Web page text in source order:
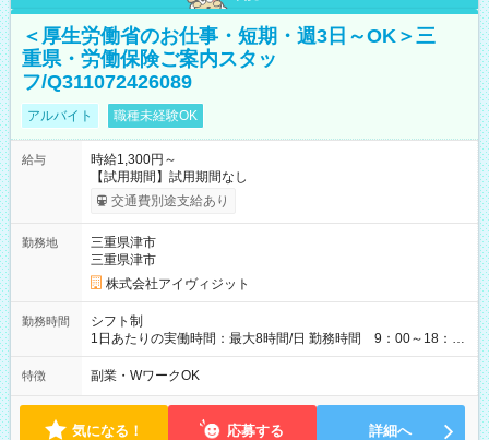
＜厚生労働省のお仕事・短期・週3日～OK＞三
重県・労働保険ご案内スタッ
フ/Q311072426089
アルバイト 職種未経験OK
給与
時給1,300円～
【試用期間】試用期間なし
交通費別途支給あり
勤務地
三重県津市
三重県津市
株式会社アイヴィジット
勤務時間
シフト制
1日あたりの実働時間：最大8時間/日 勤務時間 9：00～18：
00(実働8h、休憩1h) 土日祝含む週3日～OK、シフト制 ※もちろ
ん週5日勤務もOK♪ 勤務期間：2026年8月12日～9月9日※リスト
特徴 副業・WワークOK
気になる！ 応募する 詳細へ